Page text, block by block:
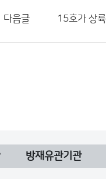
다음글 15호가 상
방재유관기관